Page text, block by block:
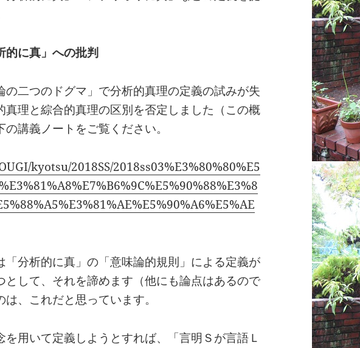
的に真」への批判
の二つのドグマ」で分析的真理の定義の試みが失
真理と綜合的真理の区別を否定しました（この概
講義ノートをご覧ください。
kyotsu/2018SS/2018ss03%E3%80%80%E5
「分析的に真」の「意味論的規則」による定義が
として、それを諦めます（他にも論点はあるので
、これだと思っています。
を用いて定義しようとすれば、「言明Ｓが言語Ｌ